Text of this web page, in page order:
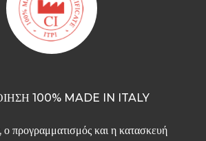
100% MADE IN ITALY
προγραμματισμός και η κατασκευή